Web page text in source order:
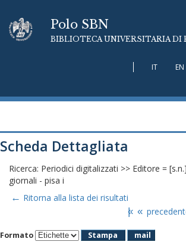
Polo SBN
BIBLIOTECA UNIVERSITARIA DI
IT EN
Scheda Dettagliata
Ricerca: Periodici digitalizzati >> Editore =
giornali - pisa i
← Ritorna alla lista dei risultati
|« «
Formato Stampa mail